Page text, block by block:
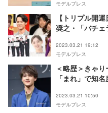
モデルプレス
【トリプル開
奨之・「バチ
2023.03.21 19:12
モデルプレス
＜略歴＞きゃ
「まれ」で知
2023.03.21 10:50
モデルプレス